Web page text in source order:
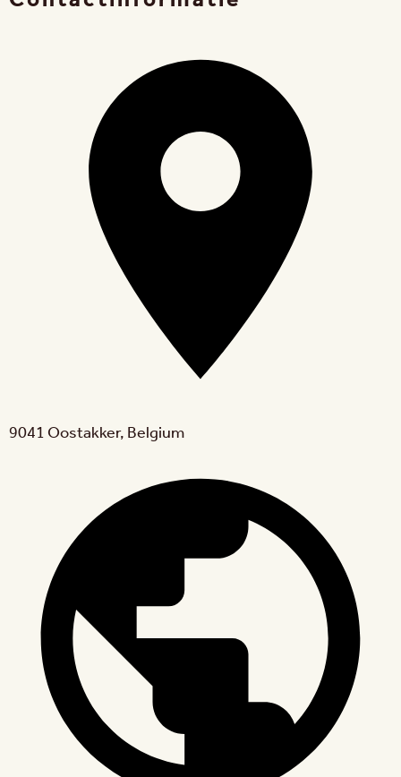
9041 Oostakker, Belgium